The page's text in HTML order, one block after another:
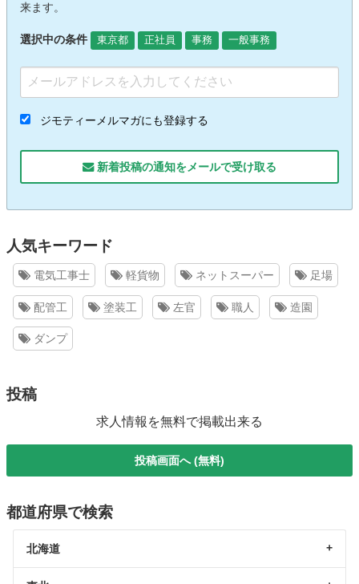
来ます。
選択中の条件 東京都 正社員 事務 一般事務
ジモティーメルマガにも登録する
新着投稿の通知をメールで受け取る
人気キーワード
電気工事士 軽貨物 ネットスーパー 足場
配管工 塗装工 左官 職人 造園
ダンプ
投稿
求人情報を無料で掲載出来る
投稿画面へ (無料)
都道府県で検索
北海道